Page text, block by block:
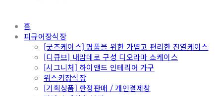
홈
피규어장식장
[굿즈케이스] 명품을 위한 가볍고 편리한 진열케이스
[디큐브] 내맘데로 구성 디오라마 쇼케이스
[시그니처] 하이앤드 인테리어 가구
위스키장식장
[기획상품] 한정판매 / 개인결제창